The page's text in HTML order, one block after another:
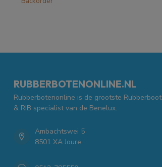
RUBBERBOTENONLINE.NL
Rubberbotenonline is de grootste Rubberboot
& RIB specialist van de Benelux.
Ambachtswei 5
8501 XA Joure